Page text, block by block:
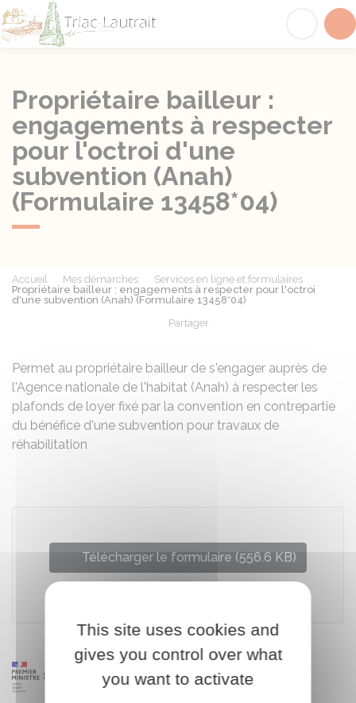
Propriétaire bailleur :
engagements à respecter
pour l'octroi d'une
subvention (Anah)
(Formulaire 13458*04)
Accueil Mes démarches
Services en ligne et formulaires
Propriétaire bailleur : engagements à respecter pour l'octroi
d'une subvention (Anah) (Formulaire 13458*04)
Partager
Permet au propriétaire bailleur de s'engager auprès de
l'Agence nationale de l'habitat (Anah) à respecter les
plafonds de loyer fixé par la convention en contrepartie
du bénéfice d'une subvention pour travaux de
réhabilitation
Télécharger le formulaire (556.6 KB)
This site uses cookies and
gives you control over what
you want to activate